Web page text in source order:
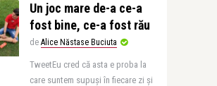
Un joc mare de-a ce-a
fost bine, ce-a fost rău
de Alice Năstase Buciuta
TweetEu cred că asta e proba la
care suntem supuși în fiecare zi și